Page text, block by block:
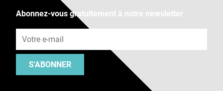
Abonnez-vous gratuitement à notre newsletter
S'ABONNER